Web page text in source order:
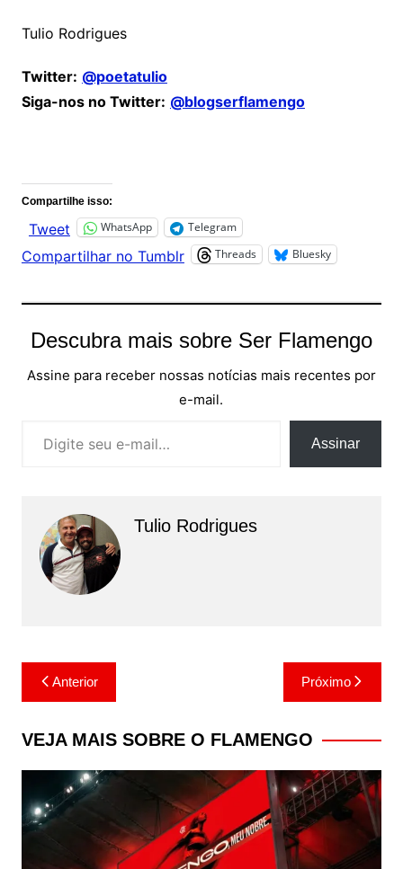
Tulio Rodrigues
Twitter: @poetatulio
Siga-nos no Twitter: @blogserflamengo
Compartilhe isso:
Tweet WhatsApp Telegram
Compartilhar no Tumblr Threads Bluesky
Descubra mais sobre Ser Flamengo
Assine para receber nossas notícias mais recentes por
e-mail.
Assinar
Tulio Rodrigues
Navegação
de
Post
Anterior Próximo
VEJA MAIS SOBRE O FLAMENGO